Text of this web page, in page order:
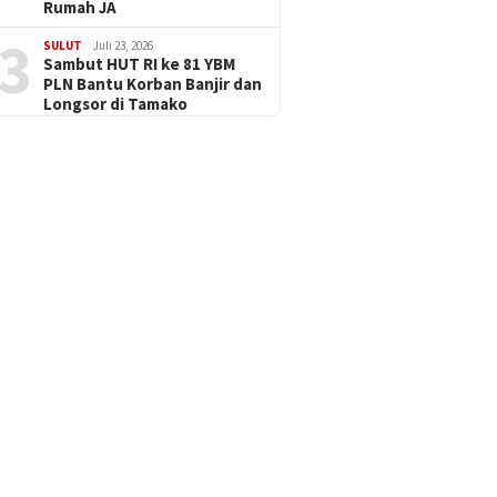
Rumah JA
SULUT Juli 23, 2026
Sambut HUT RI ke 81 YBM
PLN Bantu Korban Banjir dan
Longsor di Tamako